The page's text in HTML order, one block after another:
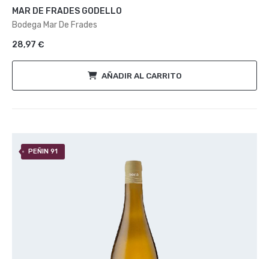
MAR DE FRADES GODELLO
Bodega Mar De Frades
28,97 €
AÑADIR AL CARRITO
PEÑIN 91